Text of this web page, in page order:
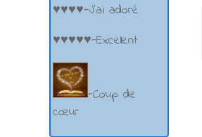
♥♥♥♥-J'ai adoré
♥♥♥♥♥-Excellent
-Coup de
cœur